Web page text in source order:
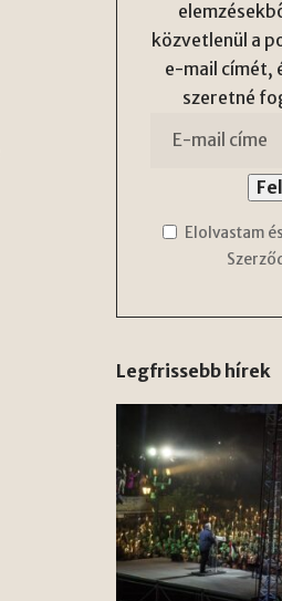
közvetlenül a
e-mail címét,
szeretné
Elolvastam
Legfrissebb hírek